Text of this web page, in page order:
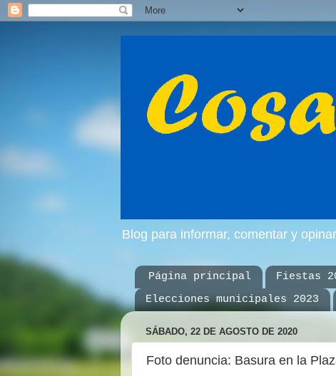
Blog para informar, comentar y
Página principal Fiestas
Elecciones municipales 2023
SÁBADO, 22 DE AGOSTO DE 2020
Foto denuncia: Basura en la